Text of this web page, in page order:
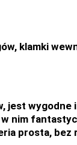
klamki
jest wygodne
w nim
prosta, bez